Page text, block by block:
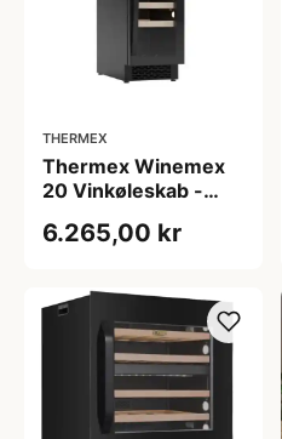
THERMEX
Thermex Winemex
20 Vinkøleskab -
6.265,00 kr